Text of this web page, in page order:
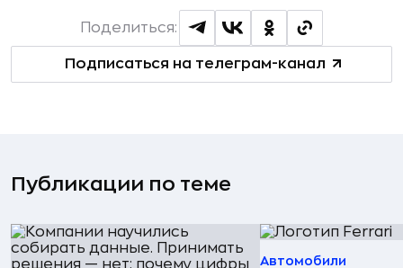
Подписаться на телеграм-канал
Поделиться:
Публикации по теме
Автомобили